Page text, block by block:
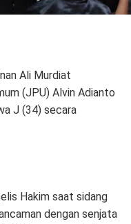
Ali Murdiat
(JPU) Alvin Adianto
J (34) secara
Hakim saat sidang
dengan senjata